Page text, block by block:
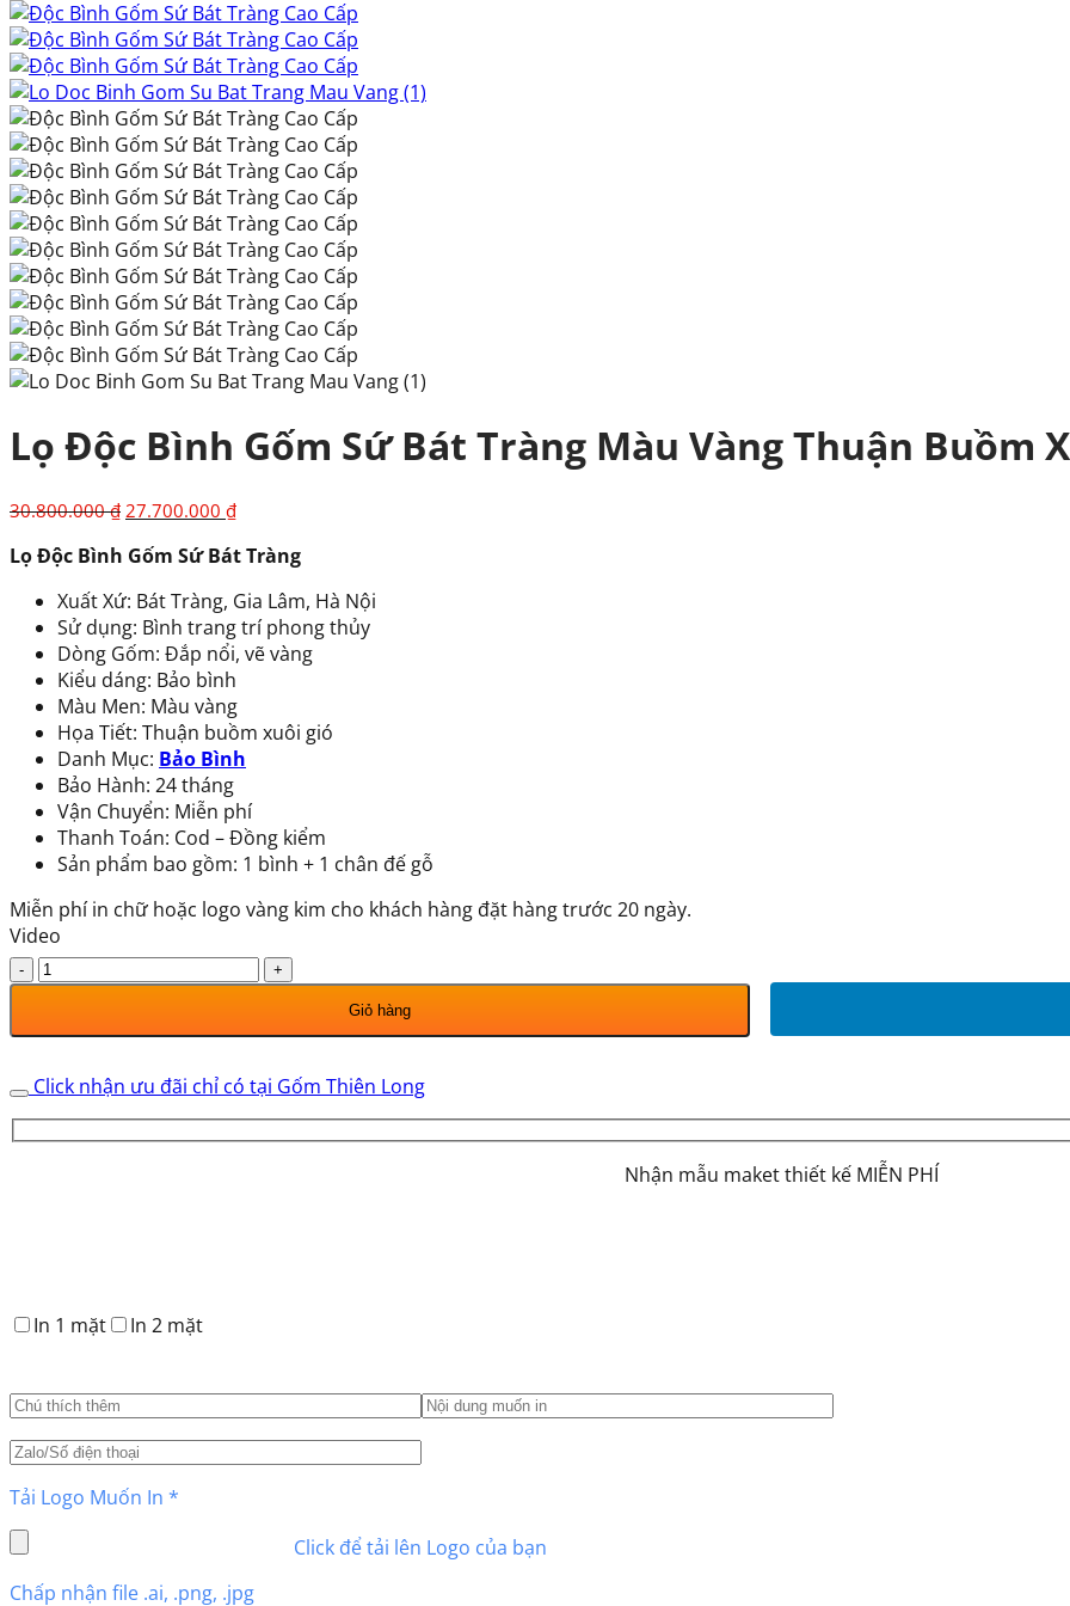
Lọ Độc Bình Gốm Sứ Bát Tràng Màu Vàng Thuận Buồm
30.800.000₫ Giá
là:
30.800.000 ₫.
27.700.000 ₫Giá
tại
là:
27.700.000 ₫.
Lọ Độc Bình Gốm Sứ Bát Tràng
Xuất Xứ: Bát Tràng, Gia Lâm, Hà Nội
Sử dụng: Bình trang trí phong thủy
Dòng Gốm: Đắp nổi, vẽ vàng
Kiểu dáng: Bảo bình
Màu Men: Màu vàng
Họa Tiết: Thuận buồm xuôi gió
Danh Mục: Bảo Bình
Bảo Hành: 24 tháng
Vận Chuyển: Miễn phí
Thanh Toán: Cod – Đồng kiểm
Sản phẩm bao gồm: 1 bình + 1 chân đế gỗ
Miễn phí in chữ hoặc logo vàng kim cho khách hàng đặt hàng trước 20 ngày.
Video
Lọ
Độc
Gốm
Sứ
Bát
Tràng
Màu
số
Giỏ hàng
Click nhận ưu đãi chỉ có tại Gốm Thiên Long
Nhận mẫu maket thiết kế MIỄN PHÍ
In 1 mặt In 2 mặt
Tải Logo Muốn In *
Click để tải lên Logo của bạn
Chấp nhận file .ai, .png, .jpg